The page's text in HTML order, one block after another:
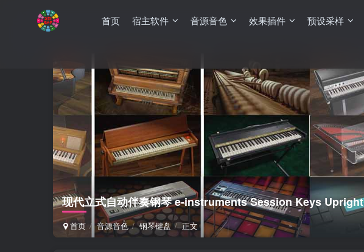
首页 宿主软件 音源音色 效果插件 预设采样
现代立式自动伴奏钢琴 e-instruments Session Keys Upright
首页 音源音色 钢琴键盘 正文